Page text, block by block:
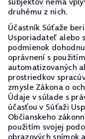
druhému z nich.
Účastník Súťaže
Usporiadateľ alebo
podmienok
oprávnení s
automatizovaných
prostriedkov
zmysle Zákona o
Údaje v súlade s
účasťou v Súťaži
Občianskeho
použitím svojej
obrazových snímok